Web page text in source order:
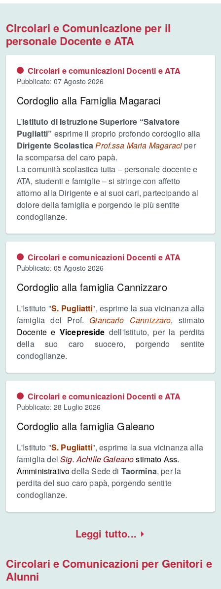
Circolari e Comunicazione per il
personale Docente e ATA
Circolari e comunicazioni Docenti e ATA
Pubblicato: 07 Agosto 2026
Cordoglio alla Famiglia Magaraci
L’Istituto di Istruzione Superiore “Salvatore
Pugliatti” esprime il proprio profondo cordoglio alla
Dirigente ScolasticaProf.ssa Maria Magaraci per
la scomparsa del caro papà.
La comunità scolastica tutta – personale docente e
ATA, studenti e famiglie – si stringe con affetto
attorno alla Dirigente e ai suoi cari, partecipando al
dolore della famiglia e porgendo le più sentite
condoglianze.
Circolari e comunicazioni Docenti e ATA
Pubblicato: 05 Agosto 2026
Cordoglio alla famiglia Cannizzaro
L'Istituto "S. Pugliatti", esprime la sua vicinanza alla
famiglia del Prof. Giancarlo Cannizzaro, stimato
Docente e Vicepreside dell'Istituto, per la perdita
della suo caro suocero, porgendo sentite
condoglianze.
Circolari e comunicazioni Docenti e ATA
Pubblicato: 28 Luglio 2026
Cordoglio alla famiglia Galeano
L'Istituto "S. Pugliatti", esprime la sua vicinanza alla
famiglia delSig. Achille Galeanostimato Ass.
Amministrativodella Sede di Taormina, per la
perdita del suo caro papà, porgendo sentite
condoglianze.
Leggi tutto...
Circolari e Comunicazioni per Genitori e
Alunni